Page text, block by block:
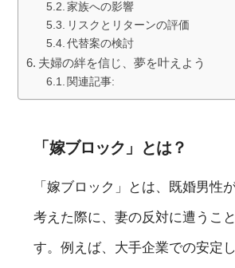
家族への影響
リスクとリターンの評価
代替案の検討
夫婦の絆を信じ、夢を叶えよう
関連記事:
「嫁ブロック」とは？
「嫁ブロック」とは、既婚男性
考えた際に、妻の反対に遭うこ
す。例えば、大手企業での安定